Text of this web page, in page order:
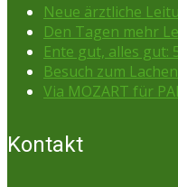
Neue ärztliche
Den Tagen mehr
Ente gut, alles gut:
Besuch zum Lachen
Via MOZART für
Kontakt